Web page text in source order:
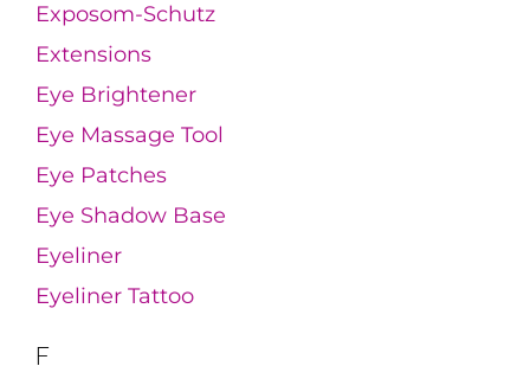
Exposom-Schutz
Extensions
Eye Brightener
Eye Massage Tool
Eye Patches
Eye Shadow Base
Eyeliner
Eyeliner Tattoo
F